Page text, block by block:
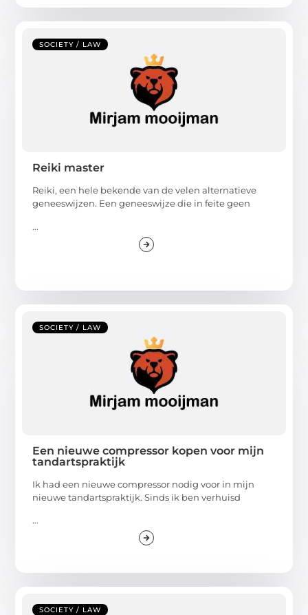
SOCIETY / LAW
Reiki master
Reiki, een hele bekende van de velen alternatieve
geneeswijzen. Een geneeswijze die in feite geen
...
SOCIETY / LAW
Een nieuwe compressor kopen voor mijn
tandartspraktijk
Ik had een nieuwe compressor nodig voor in mijn
nieuwe tandartspraktijk. Sinds ik ben verhuisd
...
SOCIETY / LAW